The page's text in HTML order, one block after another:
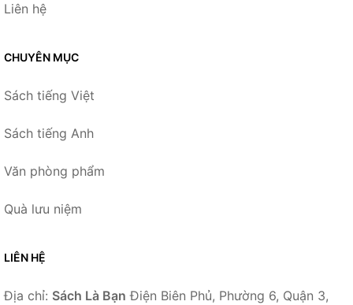
Liên hệ
CHUYÊN MỤC
Sách tiếng Việt
Sách tiếng Anh
Văn phòng phẩm
Quà lưu niệm
LIÊN HỆ
Địa chỉ: Sách Là Bạn Điện Biên Phủ, Phường 6, Quận 3,